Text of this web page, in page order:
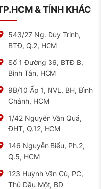
& TỈNH KHÁC
543/27 Ng. Duy Trinh,
BTĐ, Q.2, HCM
Số 1 Đường 36, BTĐ B,
Bình Tân, HCM
9B/10 Ấp 1, NVL, BH, Bình
Chánh, HCM
1/42 Nguyễn Văn Quá,
ĐHT, Q.12, HCM
146 Nguyễn Biểu, Ph.2,
Q.5, HCM
123 Huỳnh Văn Cù, PC,
Thủ Dầu Một, BD